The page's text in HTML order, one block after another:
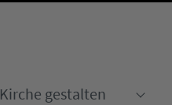
Kirche gestalten